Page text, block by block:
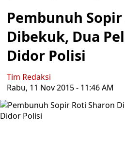
Pembunuh
Dibekuk, Dua
Didor Polisi
Tim Redaksi
Rabu, 11 Nov 2015 - 11:46 AM